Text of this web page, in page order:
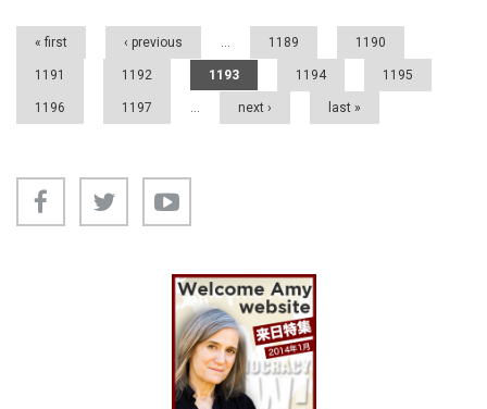
« first ‹ previous … 1189 1190
1191 1192 1193 1194 1195
1196 1197 … next › last »